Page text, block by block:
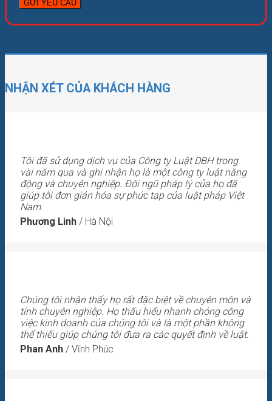
NHẬN XÉT CỦA KHÁCH HÀNG
Tôi đã sử dụng dịch vụ của Công ty Luật DBH trong
vài năm qua và ghi nhận họ là một công ty luật năng
động và chuyên nghiệp. Đội ngũ pháp lý của họ đã
giúp tôi đơn giản hóa sự phức tạp của luật pháp Việt
Nam.
Phương Linh / Hà Nội
Chúng tôi nhận thấy họ rất đặc biệt về chuyên môn và
tính chuyên nghiệp. Họ thấu hiểu nhanh chóng công
việc kinh doanh của chúng tôi và là một phần không
thể thiếu giúp chúng tôi đưa ra các quyết định về luật.
Phan Anh / Vĩnh Phúc